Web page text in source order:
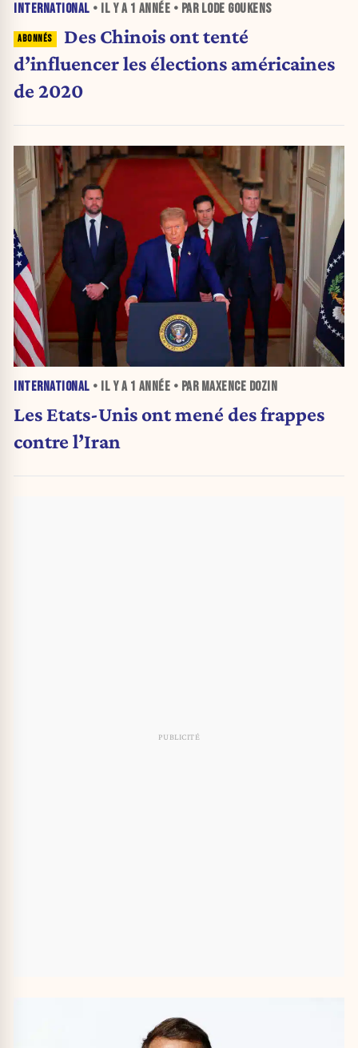
INTERNATIONAL • IL Y A 1 ANNÉE • PAR LODE GOUKENS
Des Chinois ont tenté
d’influencer les élections américaines
de 2020
INTERNATIONAL • IL Y A 1 ANNÉE • PAR MAXENCE DOZIN
Les Etats-Unis ont mené des frappes
contre l’Iran